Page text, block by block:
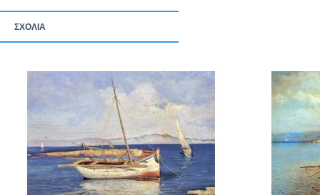
ΣΧΟΛΙΑ